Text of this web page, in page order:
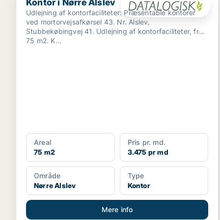
Kontor i Nørre Alslev
Udlejning af kontorfaciliteter: Præsentable kontorer
ved mortorvejsafkørsel 43. Nr. Alslev,
Stubbekøbingvej 41. Udlejning af kontorfaciliteter, fra
75 m2. K...
Areal
75 m2
Pris pr. md.
3.475 pr md
Område
Nørre Alslev
Type
Kontor
Mere info